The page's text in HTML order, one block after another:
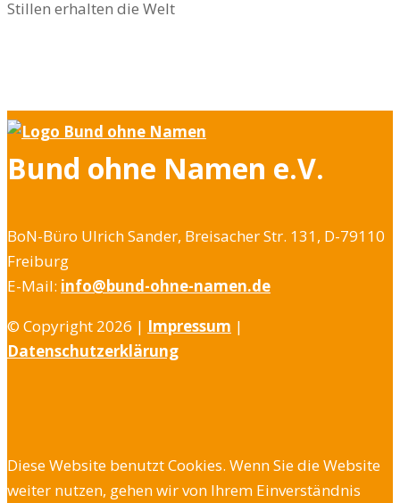
Stillen erhalten die Welt
Bund ohne Namen e.V.
BoN-Büro Ulrich Sander, Breisacher Str. 131, D-79110
Freiburg
E-Mail: info@bund-ohne-namen.de
© Copyright 2026 | Impressum |
Datenschutzerklärung
Diese Website benutzt Cookies. Wenn Sie die Website
weiter nutzen, gehen wir von Ihrem Einverständnis